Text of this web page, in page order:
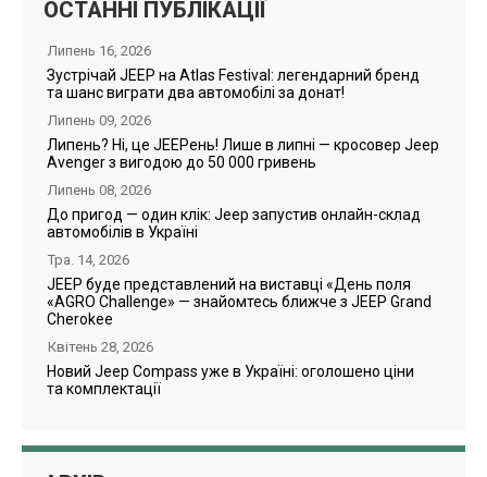
ОСТАННІ ПУБЛІКАЦІЇ
Липень 16, 2026
Зустрічай JEEP на Atlas Festival: легендарний бренд
та шанс виграти два автомобілі за донат!
Липень 09, 2026
Липень? Ні, це JEEPень! Лише в липні — кросовер Jeep
Avenger з вигодою до 50 000 гривень
Липень 08, 2026
До пригод — один клік: Jeep запустив онлайн-склад
автомобілів в Україні
Тра. 14, 2026
JEEP буде представлений на виставці «День поля
«AGRO Challenge» — знайомтесь ближче з JEEP Grand
Cherokee
Квітень 28, 2026
Новий Jeep Compass уже в Україні: оголошено ціни
та комплектації